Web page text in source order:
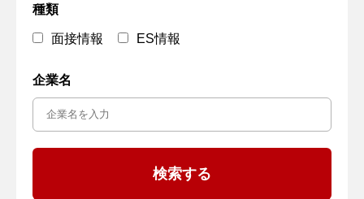
種類
面接情報 ES情報
企業名